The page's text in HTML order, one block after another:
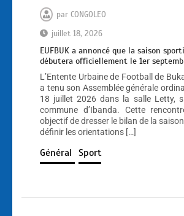
par CONGOLEO
juillet 18, 2026
EUFBUK a annoncé que la saison
débutera officiellement le 1er
L’Entente Urbaine de Football de
a tenu son Assemblée générale
18 juillet 2026 dans la salle Letty,
commune d’Ibanda. Cette
objectif de dresser le bilan de la
définir les orientations […]
Général Sport